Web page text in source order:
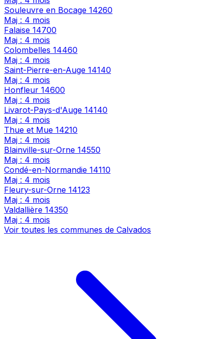
Souleuvre en Bocage 14260
Maj : 4 mois
Falaise 14700
Maj : 4 mois
Colombelles 14460
Maj : 4 mois
Saint-Pierre-en-Auge 14140
Maj : 4 mois
Honfleur 14600
Maj : 4 mois
Livarot-Pays-d'Auge 14140
Maj : 4 mois
Thue et Mue 14210
Maj : 4 mois
Blainville-sur-Orne 14550
Maj : 4 mois
Condé-en-Normandie 14110
Maj : 4 mois
Fleury-sur-Orne 14123
Maj : 4 mois
Valdallière 14350
Maj : 4 mois
Voir toutes les communes de Calvados